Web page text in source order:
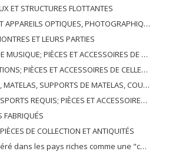
ET STRUCTURES FLOTTANTES
CINÉMATOGRAPHIQUES, DE MESURE, DE CONTRÔLE, DE MÉDECINE OU DE CHIRURGIE; PIÈCES ET ACCESSOIRES
ET LEURS PARTIES
PIÈCES ET ACCESSOIRES DE TELS ARTICLES
PIÈCES ET ACCESSOIRES DE CELLES-CI
SIMILAIRE FARCI; LAMPES ET RACCORDS D'ÉCLAIRAGE, N.E.C .; SIGNES LUMINEUSES, PLAQUES DE NOMS LUMINEUSES ET SIMILAIRES; BÂTIMENTS PRÉFABRIQUÉS
REQUIS; PIÈCES ET ACCESSOIRES DE CELLES-CI
FABRIQUÉS
DE COLLECTION ET ANTIQUITÉS
comme une "céréale mineure", le fonio blanc est une graminée de la famille des poaceae cultivée pour ses graines dans certaines régions d'Afrique.